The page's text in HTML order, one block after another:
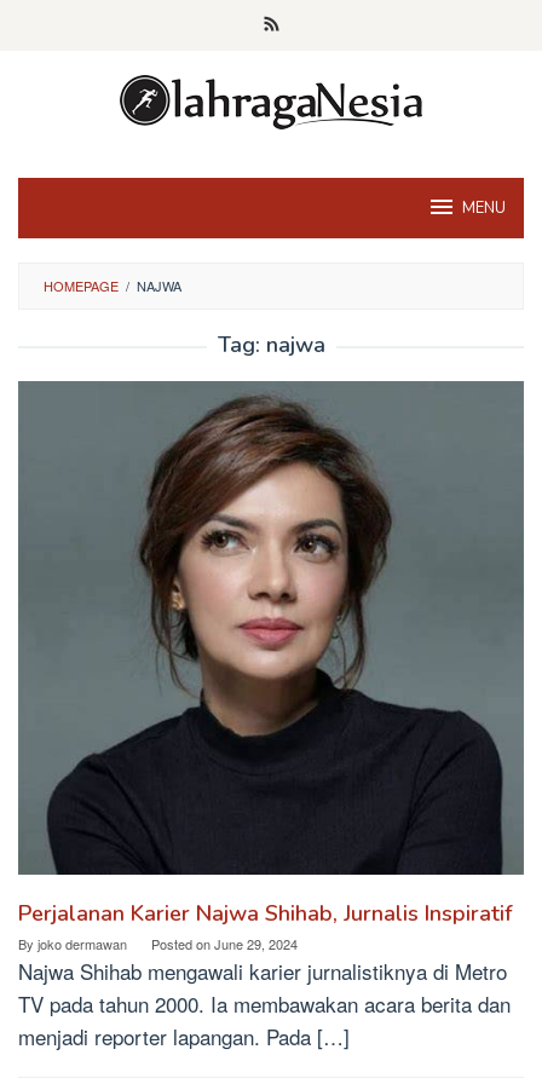
MENU
HOMEPAGE / NAJWA
Tag: najwa
Perjalanan Karier Najwa Shihab, Jurnalis Inspiratif
By joko dermawan Posted onJune 29, 2024
Najwa Shihab mengawali karier jurnalistiknya di Metro
TV pada tahun 2000. Ia membawakan acara berita dan
menjadi reporter lapangan. Pada […]